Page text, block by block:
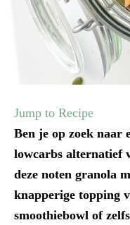
Jump to Recipe
Ben je op zoek
lowcarbs alternatief
deze noten granola
knapperige topping
smoothiebowl of